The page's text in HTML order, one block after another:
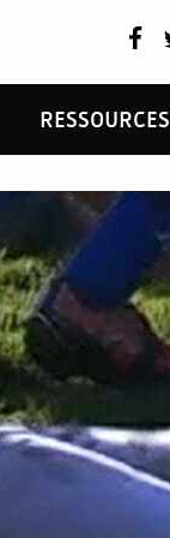
RESSOURCES